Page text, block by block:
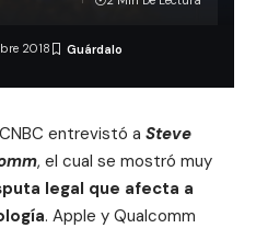
2018
entrevistó a Steve
, el cual se mostró muy
legal que afecta a
. Apple y Qualcomm